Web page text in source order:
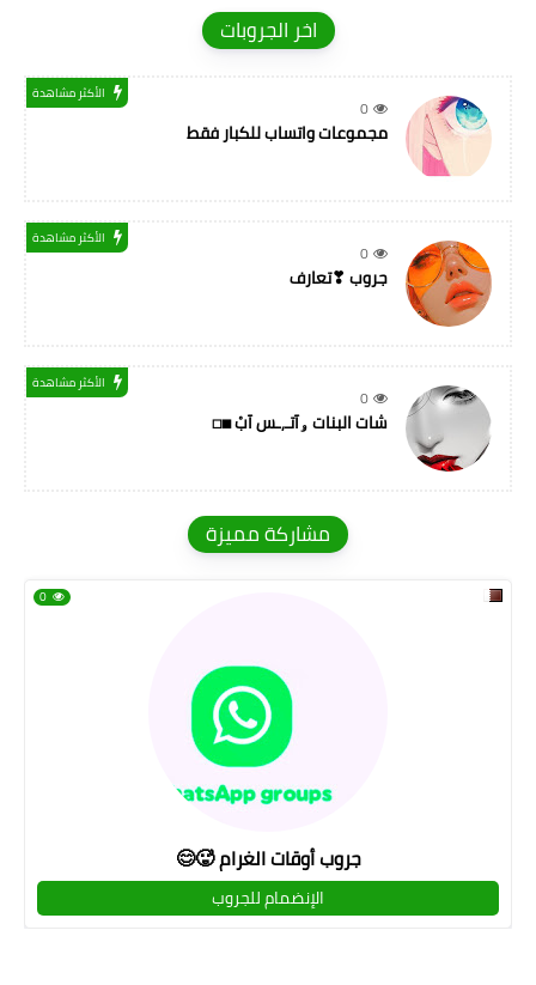
اخر الجروبات
0
الأكثر مشاهدة
مجموعات واتساب للكبار فقط
0
الأكثر مشاهدة
جروب ❣تعارف
0
الأكثر مشاهدة
شات البنات ۅآتـ,ـس آبْ ◼◻
مشاركة مميزة
جروب أوقات الغرام 🥵😊
0
الإنضمام للجروب